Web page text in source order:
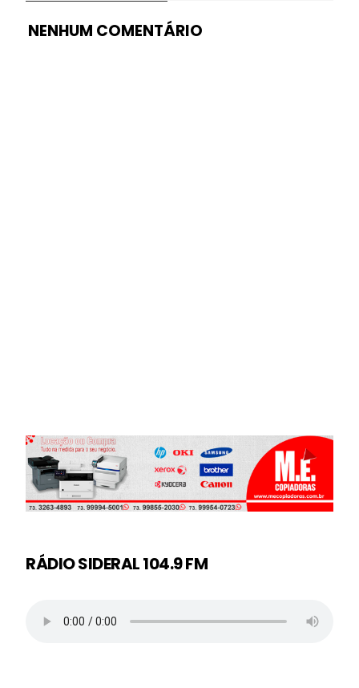
NENHUM COMENTÁRIO
RÁDIO SIDERAL 104.9 FM